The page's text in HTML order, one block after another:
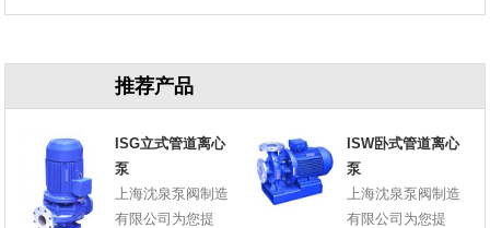
推荐产品
ISG立式管道离心
泵
上海沈泉泵阀制造
有限公司为您提
ISW卧式管道离心
泵
上海沈泉泵阀制造
有限公司为您提